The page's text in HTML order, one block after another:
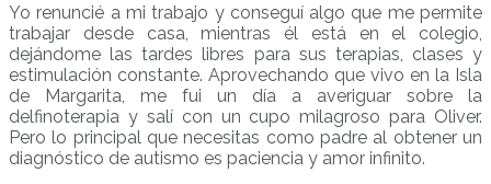
Yo renuncié a mi trabajo y conseguí algo que me permite
trabajar desde casa, mientras él está en el colegio,
dejándome las tardes libres para sus terapias, clases y
estimulación constante. Aprovechando que vivo en la Isla
de Margarita, me fui un día a averiguar sobre la
delfinoterapia y salí con un cupo milagroso para Oliver.
Pero lo principal que necesitas como padre al obtener un
diagnóstico de autismo es paciencia y amor infinito.